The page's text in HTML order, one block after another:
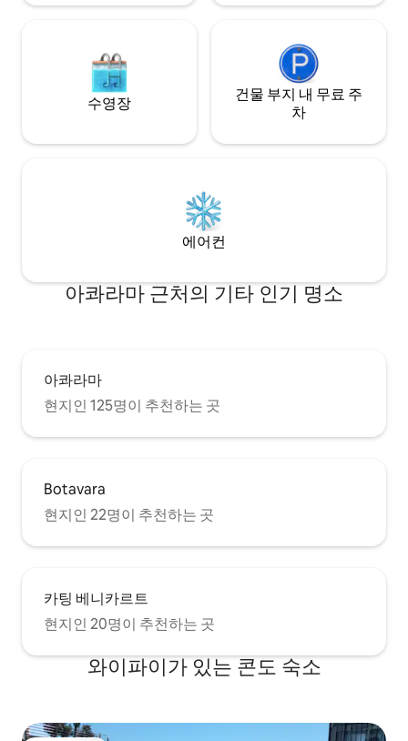
수영장
건물 부지 내 무료 주
차
에어컨
아콰라마 근처의 기타 인기 명소
아콰라마
현지인 125명이 추천하는 곳
Botavara
현지인 22명이 추천하는 곳
카팅 베니카르트
현지인 20명이 추천하는 곳
와이파이가 있는 콘도 숙소